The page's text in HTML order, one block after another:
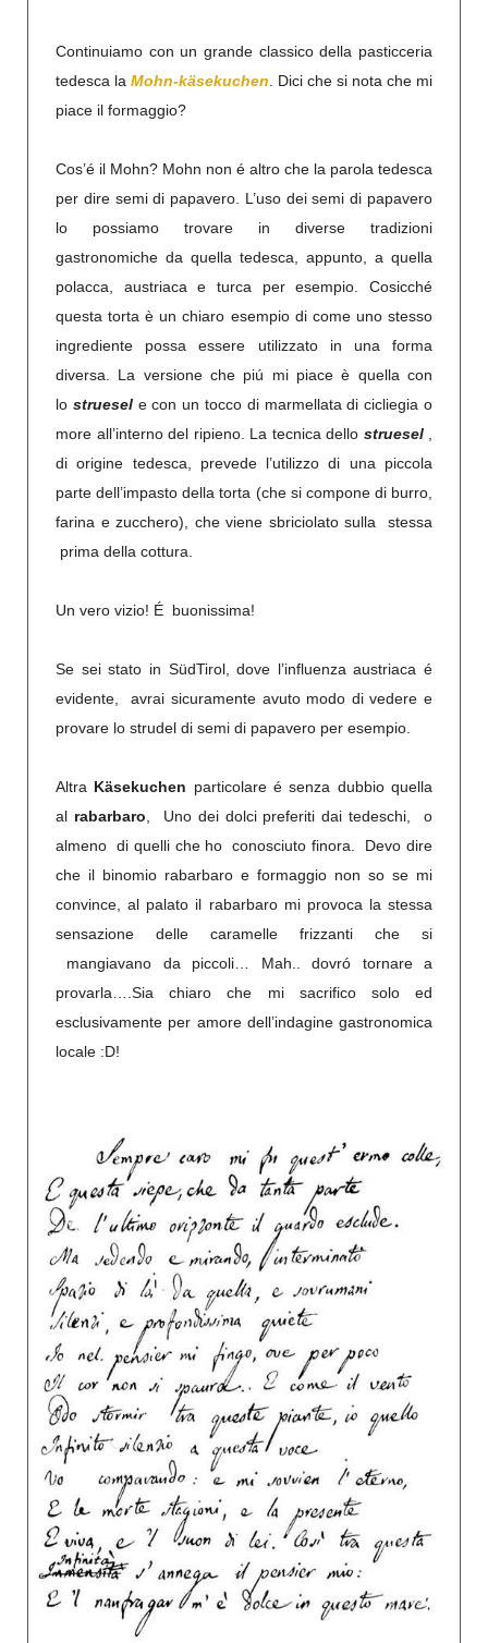
Continuiamo con un grande classico della pasticceria
tedesca la Mohn-käsekuchen . Dici che si nota che mi
piace il formaggio?
Cos’é il Mohn? Mohn non é altro che la parola tedesca
per dire semi di papavero. L’uso dei semi di papavero
lo possiamo trovare in diverse tradizioni
gastronomiche da quella tedesca, appunto, a quella
polacca, austriaca e turca per esempio. Cosicché
questa torta è un chiaro esempio di come uno stesso
ingrediente possa essere utilizzato in una forma
diversa. La versione che piú mi piace è quella con
lo struesele con un tocco di marmellata di cicliegia o
more all’interno del ripieno. La tecnica dello struesel,
di origine tedesca, prevede l’utilizzo di una piccola
parte dell’impasto della torta (che si compone di burro,
farina e zucchero), che viene sbriciolato sulla stessa
prima della cottura.
Un vero vizio! É buonissima!
Se sei stato in SüdTirol, dove l’influenza austriaca é
evidente, avrai sicuramente avuto modo di vedere e
provare lo strudel di semi di papavero per esempio.
Altra Käsekuchen particolare é senza dubbio quella
al rabarbaro , Uno dei dolci preferiti dai tedeschi, o
almeno di quelli che ho conosciuto finora. Devo dire
che il binomio rabarbaro e formaggio non so se mi
convince, al palato il rabarbaro mi provoca la stessa
sensazione delle caramelle frizzanti che si
mangiavano da piccoli… Mah.. dovró tornare a
provarla….Sia chiaro che mi sacrifico solo ed
esclusivamente per amore dell’indagine gastronomica
locale :D!